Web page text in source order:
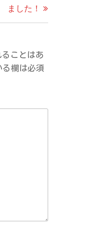
投
ました！
ことはあ
欄は必須